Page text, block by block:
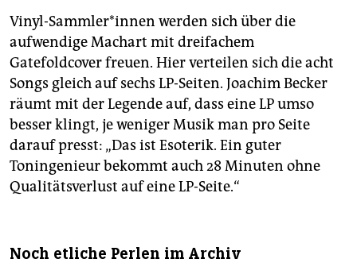
Vinyl-Sammler*innen werden sich über die
aufwendige Machart mit dreifachem
Gatefoldcover freuen. Hier verteilen sich die acht
Songs gleich auf sechs LP-Seiten. Joachim Becker
räumt mit der Legende auf, dass eine LP umso
besser klingt, je weniger Musik man pro Seite
darauf presst: „Das ist Esoterik. Ein guter
Toningenieur bekommt auch 28 Minuten ohne
Qualitätsverlust auf eine LP-Seite.“
Noch etliche Perlen im Archiv